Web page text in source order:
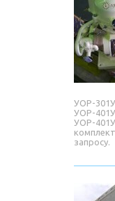
УОР-
УОР-
УОР-
запросу.